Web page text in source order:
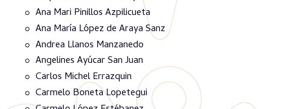
Ana Mari Pinillos Azpilicueta
Ana María López de Araya Sanz
Andrea Llanos Manzanedo
Angelines Ayúcar San Juan
Carlos Michel Errazquin
Carmelo Boneta Lopetegui